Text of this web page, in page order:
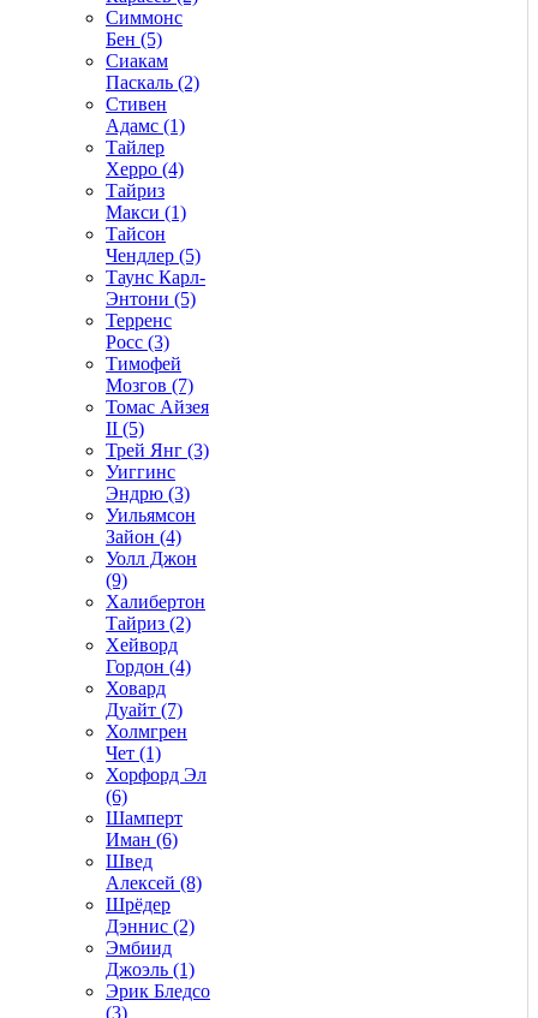
Симмонс
Бен (5)
Сиакам
Паскаль (2)
Стивен
Адамс (1)
Тайлер
Херро (4)
Тайриз
Макси (1)
Тайсон
Чендлер (5)
Таунс Карл-
Энтони (5)
Терренс
Росс (3)
Тимофей
Мозгов (7)
Томас Айзея
II (5)
Трей Янг (3)
Уиггинс
Эндрю (3)
Уильямсон
Зайон (4)
Уолл Джон
(9)
Халибертон
Тайриз (2)
Хейворд
Гордон (4)
Ховард
Дуайт (7)
Холмгрен
Чет (1)
Хорфорд Эл
(6)
Шамперт
Иман (6)
Швед
Алексей (8)
Шрёдер
Дэннис (2)
Эмбиид
Джоэль (1)
Эрик Бледсо
(3)